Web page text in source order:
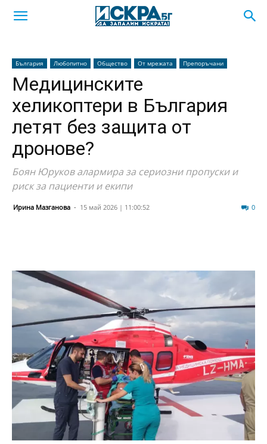
България Любопитно Общество От мрежата Препоръчани
Медицинските
хеликоптери в България
летят без защита от
дронове?
Боян Юруков алармира за сериозни пропуски и
риск за пациенти и екипи
Ирина Мазганова - 15 май 2026 | 11:00:52 0